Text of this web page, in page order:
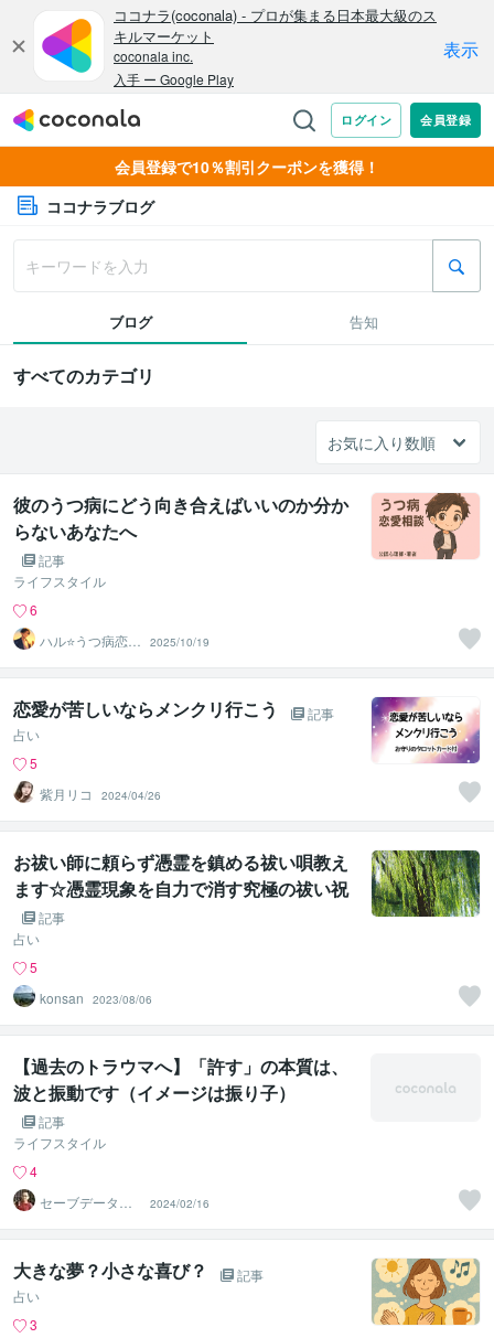
会員登録で10％割引クーポンを獲得！
ココナラブログ
ブログ 告知
すべてのカテゴリ
彼のうつ病にどう向き合えばいいのか分か
らないあなたへ
記事
ライフスタイル
6
ハル⭐うつ病恋愛
カウンセラー
2025/10/19
恋愛が苦しいならメンクリ行こう
記事
占い
5
紫月リコ
2024/04/26
お祓い師に頼らず憑霊を鎮める祓い唄教え
ます☆憑霊現象を自力で消す究極の祓い祝
詞☆記事
占い
5
konsan
2023/08/06
【過去のトラウマへ】「許す」の本質は、
波と振動です（イメージは振り子）
記事
ライフスタイル
4
セーブデータ保
存所いずみ
2024/02/16
大きな夢？小さな喜び？
記事
占い
3